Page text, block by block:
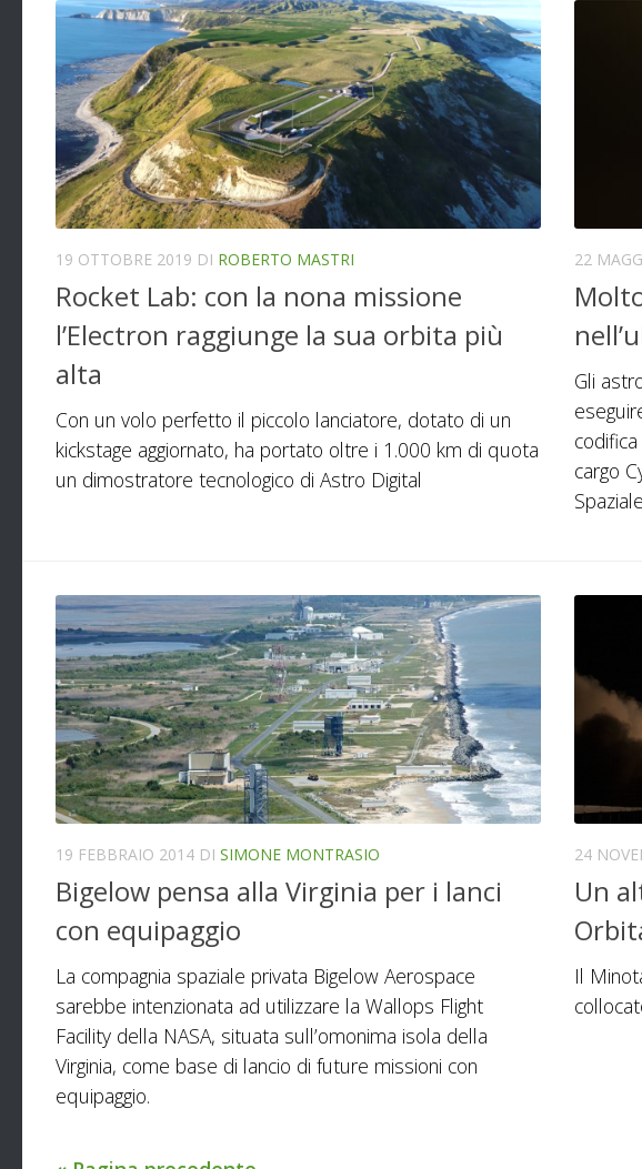
19 OTTOBRE 2019 DI ROBERTO MASTRI
Rocket Lab: con la nona missione
l’Electron raggiunge la sua orbita più
alta
Con un volo perfetto il piccolo lanciatore, dotato di un
kickstage aggiornato, ha portato oltre i 1.000 km di quota
un dimostratore tecnologico di Astro Digital
22
Gli
cargo
19 FEBBRAIO 2014 DI SIMONE MONTRASIO
Bigelow pensa alla Virginia per i lanci
con equipaggio
La compagnia spaziale privata Bigelow Aerospace
sarebbe intenzionata ad utilizzare la Wallops Flight
Facility della NASA, situata sull’omonima isola della
Virginia, come base di lancio di future missioni con
equipaggio.
24
Un
Il